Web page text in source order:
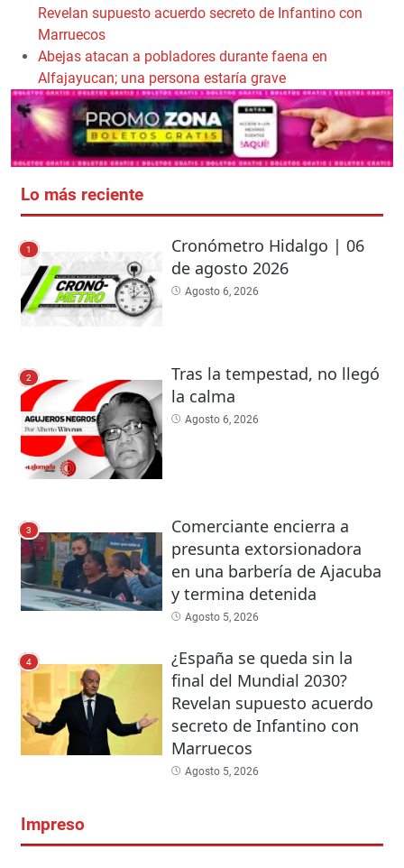
Revelan supuesto acuerdo secreto de Infantino con
Marruecos
Abejas atacan a pobladores durante faena en
Alfajayucan; una persona estaría grave
Lo más reciente
1
Cronómetro Hidalgo | 06
de agosto 2026
Agosto 6, 2026
2
Tras la tempestad, no llegó
la calma
Agosto 6, 2026
3
Comerciante encierra a
presunta extorsionadora
en una barbería de Ajacuba
y termina detenida
Agosto 5, 2026
4
¿España se queda sin la
final del Mundial 2030?
Revelan supuesto acuerdo
secreto de Infantino con
Marruecos
Agosto 5, 2026
Impreso